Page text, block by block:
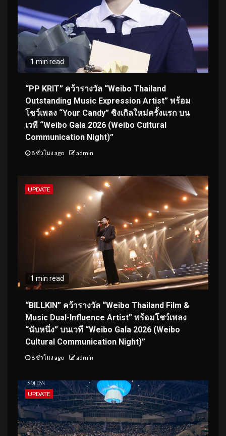
1 min read
“PP KRIT” คว้ารางวัล “Weibo Thailand
Outstanding Music Expression Artist” พร้อม
โชว์เพลง “Your Candy” ซิงเกิลใหม่ครั้งแรก บน
เวที “Weibo Gala 2026 (Weibo Cultural
Communication Night)”
8 ชั่วโมง ago admin
UPDATE
1 min read
“BILLKIN” คว้ารางวัล “Weibo Thailand Film &
Music Dual-Influence Artist” พร้อมโชว์เพลง
“นับหนึ่ง” บนเวที “Weibo Gala 2026 (Weibo
Cultural Communication Night)”
8 ชั่วโมง ago admin
UPDATE